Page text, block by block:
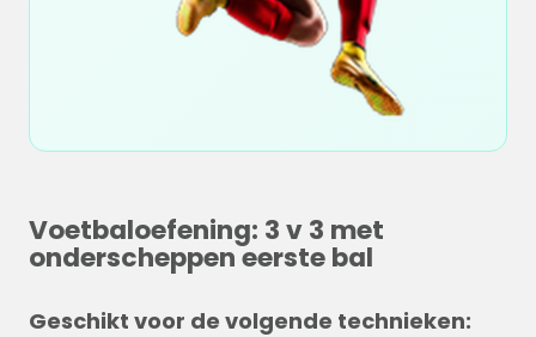
Voetbaloefening: 3 v 3 met
onderscheppen eerste bal
Geschikt voor de volgende technieken: